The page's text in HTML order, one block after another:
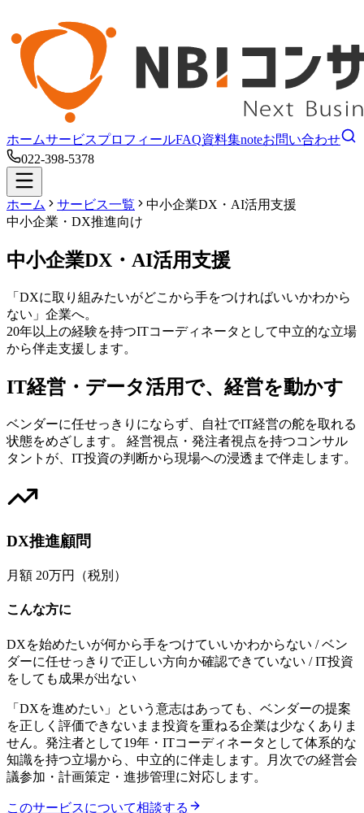
ホームサービスプロフィールFAQ資料集noteお問い合わせ
022-398-5378
ホーム サービス一覧
中小企業DX・AI活用支援
中小企業・DX推進向け
中小企業DX・AI活用支援
「DXに取り組みたいがどこから手をつければいいかわから
ない」企業へ。
20年以上の経験を持つITコーディネータとして中立的な立場
から伴走支援します。
IT経営・データ活用で、経営を動かす
ベンダーに任せっきりにならず、自社でIT経営の舵を取れる
状態をめざします。 経営視点・発注者視点を持つコンサル
タントが、IT投資の判断から現場への浸透まで伴走します。
DX推進顧問
月額 20万円（税別）
こんな方に
DXを始めたいが何から手をつけていいかわからない / ベン
ダーに任せっきりで正しい方向か確認できていない / IT投資
をしても成果が出ない
「DXを進めたい」という意志はあっても、ベンダーの提案
を正しく評価できないまま投資を重ねる企業は少なくありま
せん。発注者として19年・ITコーディネータとして体系的な
知識を持つ立場から、中立的に伴走します。月次での経営会
議参加・計画策定・進捗管理に対応します。
このサービスについて相談する